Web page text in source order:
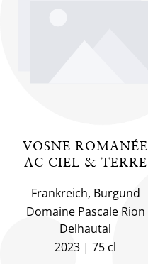
VOSNE ROMANÉE
AC CIEL & TERRE
Frankreich, Burgund
Domaine Pascale Rion
Delhautal
2023
75 cl